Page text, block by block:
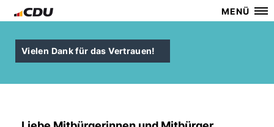
MENÜ
Vielen Dank für das Vertrauen!